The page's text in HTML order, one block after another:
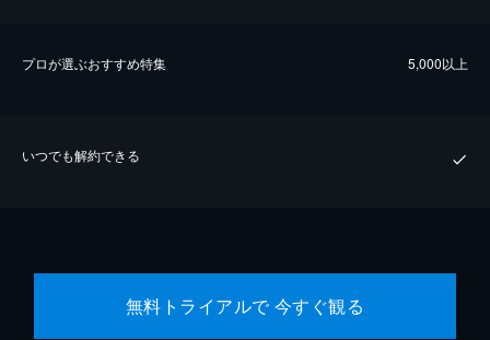
プロが選ぶおすすめ特集 5,000以上
いつでも解約できる
無料トライアルで 今すぐ観る